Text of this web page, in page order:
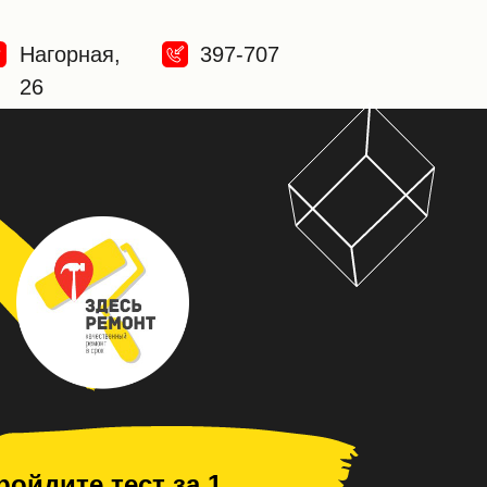
397-707
Нагорная,
26